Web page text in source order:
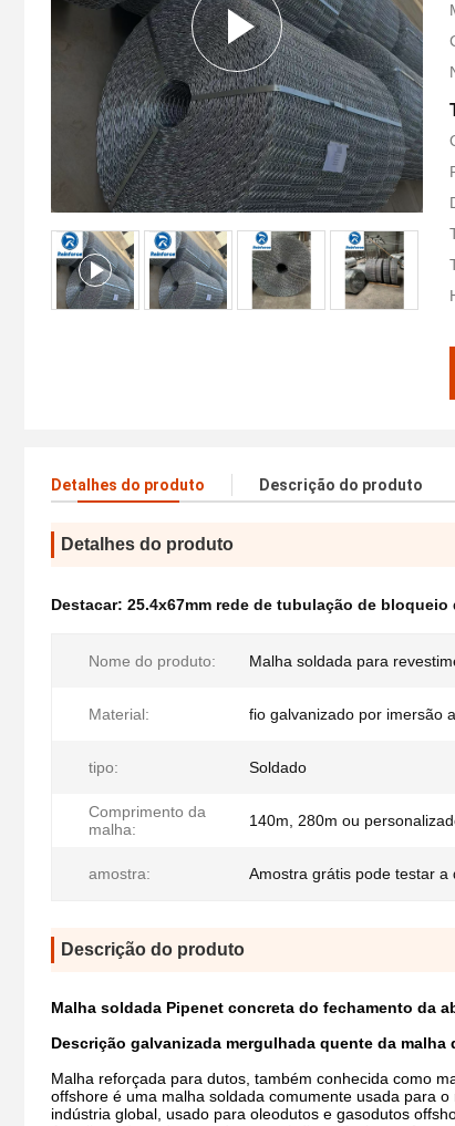
Detalhes do produto Descrição do produto
Detalhes do produto
Destacar: 25.4x67mm rede de tubulação de bloqueio
Nome do produto: Malha soldada para
Material: fio galvanizado por imersão
tipo: Soldado
Comprimento da
malha:
140m, 280m ou
amostra: Amostra grátis pode testar a
Descrição do produto
Malha soldada Pipenet concreta do fechamento da
Descrição galvanizada mergulhada quente da
Malha reforçada para dutos, também conhecida como
offshore é uma malha soldada comumente usada para
indústria global, usado para oleodutos e gasodutos